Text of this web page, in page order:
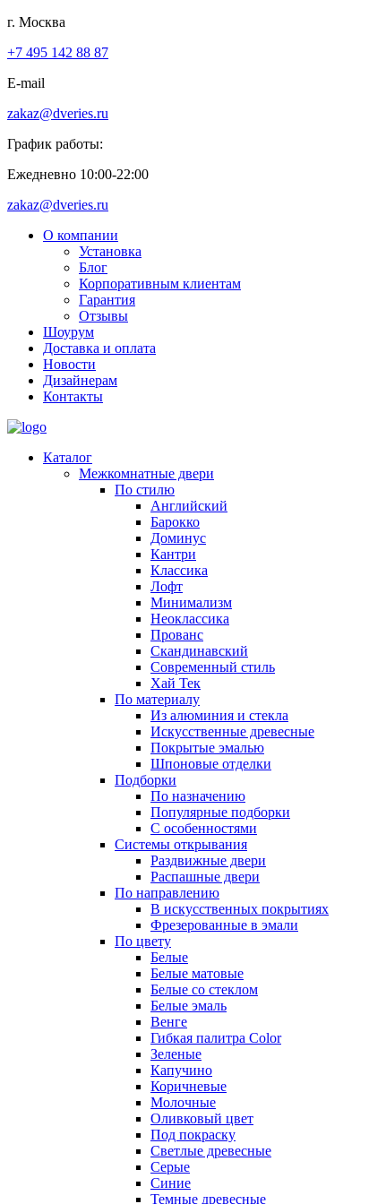
г. Москва
+7 495 142 88 87
E-mail
zakaz@dveries.ru
График работы:
Ежедневно 10:00-22:00
zakaz@dveries.ru
О компании
Установка
Блог
Корпоративным клиентам
Гарантия
Отзывы
Шоурум
Доставка и оплата
Новости
Дизайнерам
Контакты
Каталог
Межкомнатные двери
По стилю
Английский
Барокко
Доминус
Кантри
Классика
Лофт
Минимализм
Неоклассика
Прованс
Скандинавский
Современный стиль
Хай Тек
По материалу
Из алюминия и стекла
Искусственные древесные
Покрытые эмалью
Шпоновые отделки
Подборки
По назначению
Популярные подборки
С особенностями
Системы открывания
Раздвижные двери
Распашные двери
По направлению
В искусственных покрытиях
Фрезерованные в эмали
По цвету
Белые
Белые матовые
Белые со стеклом
Белые эмаль
Венге
Гибкая палитра Color
Зеленые
Капучино
Коричневые
Молочные
Оливковый цвет
Под покраску
Светлые древесные
Серые
Синие
Темные древесные